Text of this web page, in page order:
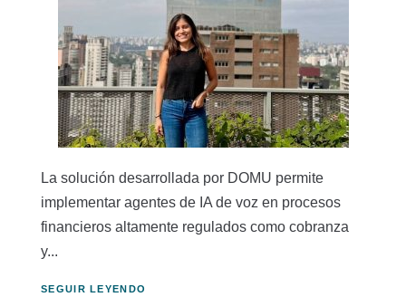
La solución desarrollada por DOMU permite
implementar agentes de IA de voz en procesos
financieros altamente regulados como cobranza
y...
SEGUIR LEYENDO